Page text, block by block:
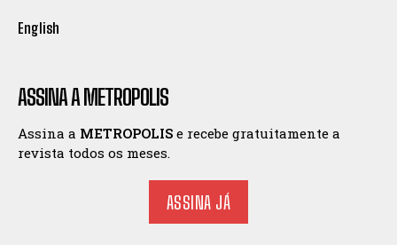
English
ASSINA A METROPOLIS
Assina a METROPOLIS e recebe gratuitamente a
revista todos os meses.
ASSINA JÁ